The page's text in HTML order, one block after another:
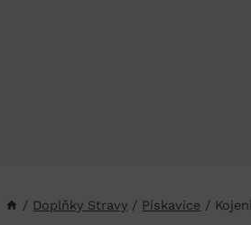
/ Doplňky Stravy / Pískavice /